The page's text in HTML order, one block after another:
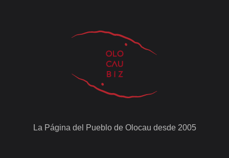
La Página del Pueblo de Olocau desde 2005